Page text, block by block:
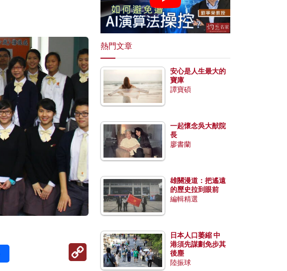
Copy
熱門文章
安心是人生最大的
寶庫
譚寶碩
一起懷念吳大猷院
長
廖書蘭
雄關漫道：把遙遠
的歷史拉到眼前
編輯精選
日本人口萎縮 中
港須先謀劃免步其
後塵
陸振球